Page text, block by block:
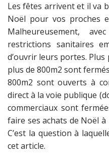
Les fêtes arrivent et il va
Noël pour vos proches
Malheureusement,
restrictions sanitaires
d’ouvrir leurs portes.
plus de 800m2 sont
800m2 sont ouverts à
direct à la voie publique
commerciaux sont
faire ses achats de Noël à
C’est la question à
cet article.